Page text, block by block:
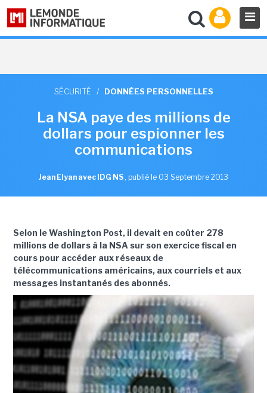
SÉCURITÉ / DONNÉES PERSONNELLES
La NSA paye des millions de
dollars pour espionner les
communications
Jean Elyan avec IDG NS , publié le 03 Septembre 2013
Selon le Washington Post, il devait en coûter 278
millions de dollars à la NSA sur son exercice fiscal en
cours pour accéder aux réseaux de
télécommunications américains, aux courriels et aux
messages instantanés des abonnés.